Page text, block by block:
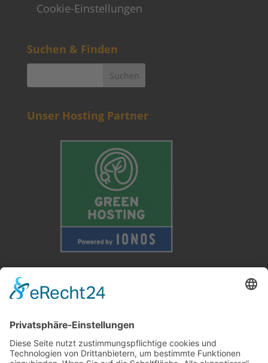
Cookie-Einstellungen
Suchen & Finden
Unser Hosting Partner
Weitere Informationen
Kontakt
Newsletter